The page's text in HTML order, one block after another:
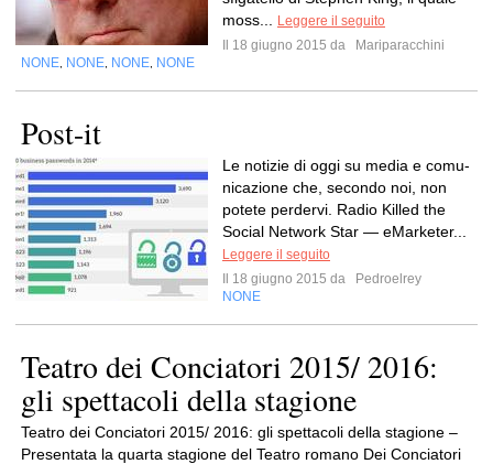
moss...
Leggere il seguito
Il 18 giugno 2015 da
Mariparacchini
NONE NONE NONE NONE
Post-it
Le noti­zie di oggi su media e comu­
ni­ca­zione che, secondo noi, non
potete perdervi. Radio Kil­led the
Social Net­work Star — eMar­ke­ter...
Leggere il seguito
Il 18 giugno 2015 da
Pedroelrey
NONE
Teatro dei Conciatori 2015/ 2016:
gli spettacoli della stagione
Teatro dei Conciatori 2015/ 2016: gli spettacoli della stagione –
Presentata la quarta stagione del Teatro romano Dei Conciatori